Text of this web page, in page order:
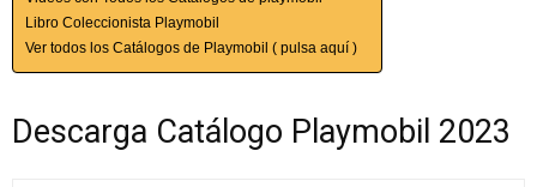
Libro Coleccionista Playmobil
Ver todos los Catálogos de Playmobil ( pulsa aquí )
Descarga Catálogo Playmobil 2023